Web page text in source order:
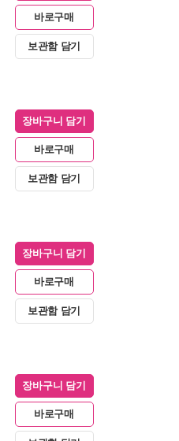
바로구매
보관함 담기
장바구니 담기
바로구매
보관함 담기
장바구니 담기
바로구매
보관함 담기
장바구니 담기
바로구매